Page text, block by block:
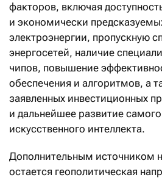
факторов, включая
и экономически
электроэнергии, пропускную
энергосетей, наличие
чипов, повышение
обеспечения и алгоритмов, а
заявленных инвестиционных
и дальнейшее развитие
искусственного интеллекта.
Дополнительным источником
остается геополитическая